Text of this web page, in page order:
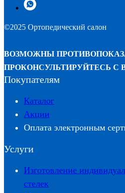
©2025 Ортопедический салон
ВОЗМОЖНЫ
ПРОКОНСУЛЬТИРУЙТЕСЬ С
Покупателям
Каталог
Акции
Оплата электронным
Услуги
Изготовление
стелек